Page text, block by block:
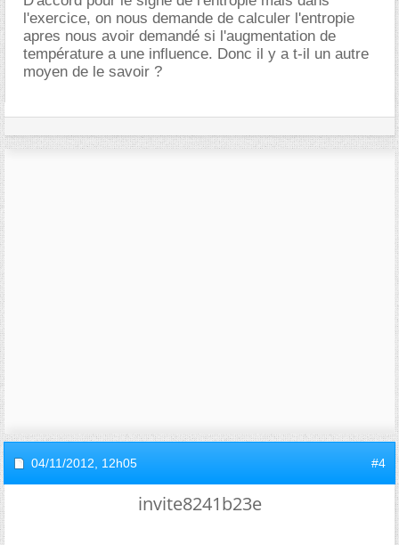
l'exercice, on nous demande de calculer l'entropie
apres nous avoir demandé si l'augmentation de
température a une influence. Donc il y a t-il un autre
moyen de le savoir ?
04/11/2012, 12h05 #4
invite8241b23e